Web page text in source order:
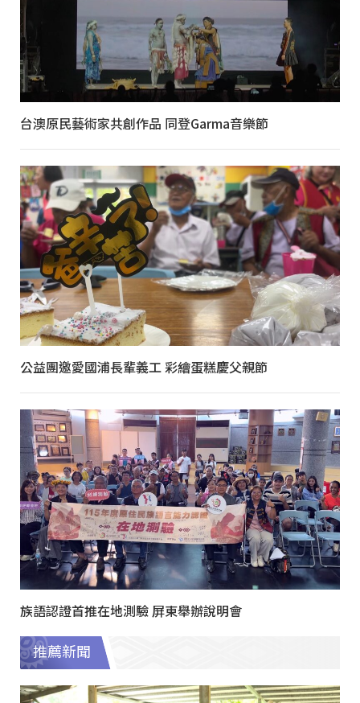
台澳原民藝術家共創作品 同登Garma音樂節
公益團邀愛國浦長輩義工 彩繪蛋糕慶父親節
族語認證首推在地測驗 屏東舉辦說明會
推薦新聞